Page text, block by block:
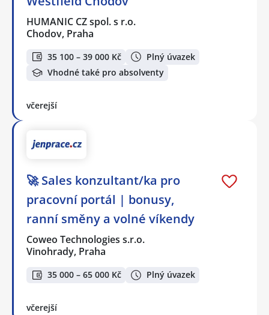
HUMANIC CZ spol. s r.o.
Chodov, Praha
35 100 – 39 000 Kč
Plný úvazek
Vhodné také pro absolventy
včerejší
🚀 Sales konzultant/ka pro
pracovní portál | bonusy,
ranní směny a volné víkendy
Coweo Technologies s.r.o.
Vinohrady, Praha
35 000 – 65 000 Kč Plný úvazek
včerejší